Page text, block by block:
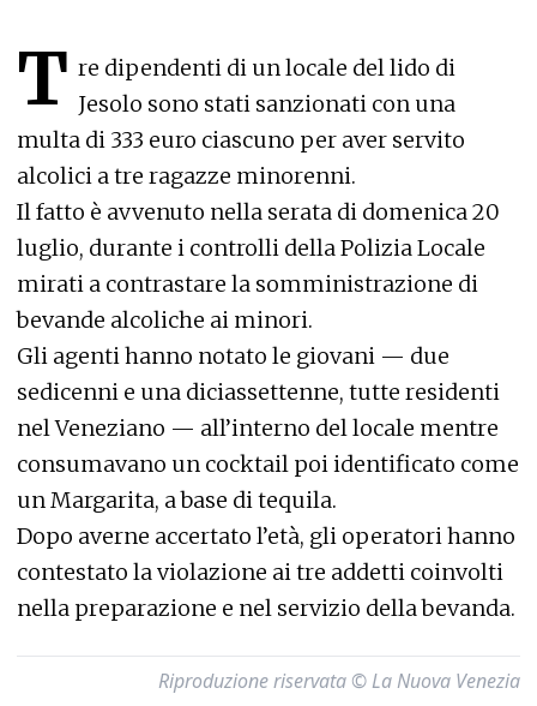
T re dipendenti di un locale del lido di
Jesolo sono stati sanzionati con una
multa di 333 euro ciascuno per aver servito
alcolici a tre ragazze minorenni.
Il fatto è avvenuto nella serata di domenica 20
luglio, durante i controlli della Polizia Locale
mirati a contrastare la somministrazione di
bevande alcoliche ai minori.
Gli agenti hanno notato le giovani — due
sedicenni e una diciassettenne, tutte residenti
nel Veneziano — all’interno del locale mentre
consumavano un cocktail poi identificato come
un Margarita, a base di tequila.
Dopo averne accertato l’età, gli operatori hanno
contestato la violazione ai tre addetti coinvolti
nella preparazione e nel servizio della bevanda.
Riproduzione riservata © La Nuova Venezia